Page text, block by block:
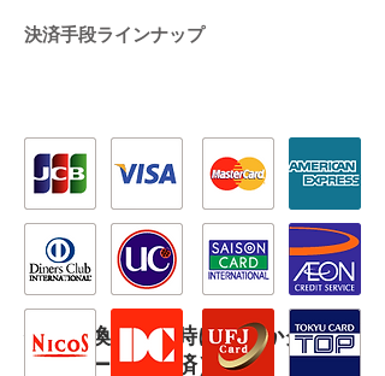
決済手段ラインナップ
代金引換（到着時に現金かクレジ
ットカードで決済）